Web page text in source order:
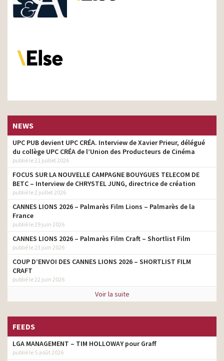
NEWS
UPC PUB devient UPC CRÉA. Interview de Xavier Prieur, délégué
du collège UPC CRÉA de l’Union des Producteurs de Cinéma
publié le 21 juillet 2026
FOCUS SUR LA NOUVELLE CAMPAGNE BOUYGUES TELECOM DE
BETC – Interview de CHRYSTEL JUNG, directrice de création
publié le 2 juillet 2026
CANNES LIONS 2026 – Palmarès Film Lions – Palmarès de la
France
publié le 29 juin 2026
CANNES LIONS 2026 – Palmarès Film Craft – Shortlist Film
publié le 23 juin 2026
COUP D’ENVOI DES CANNES LIONS 2026 – SHORTLIST FILM
CRAFT
publié le 22 juin 2026
Voir la suite
FEEDS
LGA MANAGEMENT – TIM HOLLOWAY pour Graff
publié le 5 août 2026